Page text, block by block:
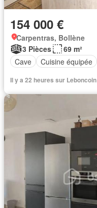
154 000 €
Carpentras, Bollène
3 Pièces
69 m²
Cave
Cuisine équipée
Il y a 22 heures sur Leboncoin